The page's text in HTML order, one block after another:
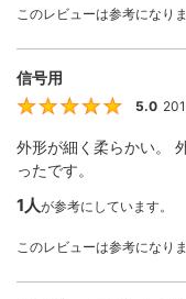
このレビューは参考になり
信号用
5.0
外形が細く柔らかい。
ったです。
1人が参考にしています。
このレビューは参考になり